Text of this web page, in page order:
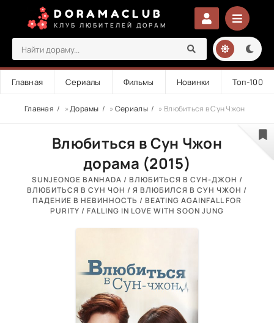
DORAMACLUB
КЛУБ ЛЮБИТЕЛЕЙ ДОРАМ
Главная Сериалы Фильмы Новинки Топ-100
Главная »Дорамы » Сериалы » Влюбиться в Сун Чжон
Влюбиться в Сун Чжон
дорама (2015)
SUNJEONGE BANHADA / ВЛЮБИТЬСЯ В СУН-ДЖОН /
ВЛЮБИТЬСЯ В СУН ЧОН / Я ВЛЮБИЛСЯ В СУН ЧЖОН /
ПАДЕНИЕ В НЕВИННОСТЬ / BEATING AGAINFALL FOR
PURITY / FALLING IN LOVE WITH SOON JUNG